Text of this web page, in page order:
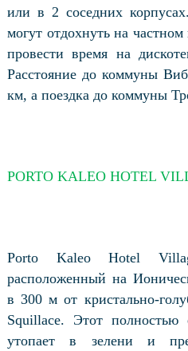
или в 2 соседних
могут отдохнуть на
провести время на
Расстояние до коммуны
км, а поездка до коммуны
PORTO KALEO HOTEL
Porto Kaleo Hotel
расположенный на
в 300 м от кристально-
Squillace. Этот полностью
утопает в зелени и